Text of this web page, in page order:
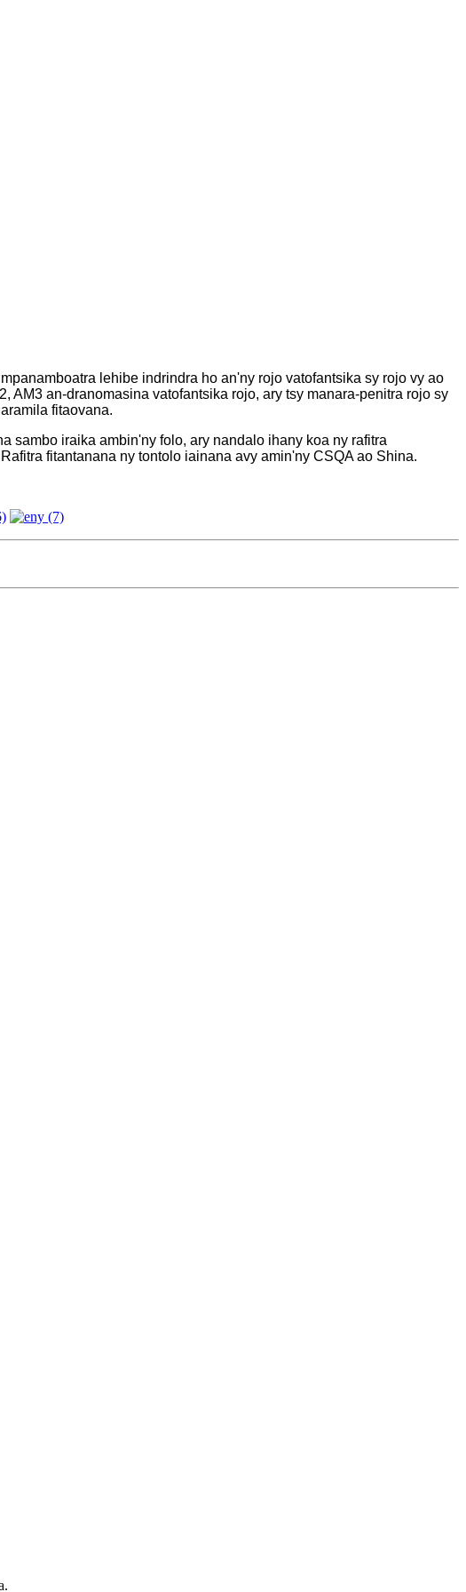
lehibe indrindra ho an'ny rojo vatofantsika sy rojo vy ao
an-dranomasina vatofantsika rojo, ary tsy manara-penitra rojo sy
fitaovana.
sambo iraika ambin'ny folo, ary nandalo ihany koa ny rafitra
fitantanana ny tontolo iainana avy amin'ny CSQA ao Shina.